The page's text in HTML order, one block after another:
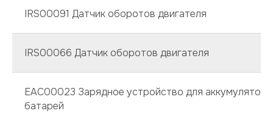
IRS00091 Датчик оборотов двигателя
IRS00066 Датчик оборотов двигателя
EAC00023 Зарядное устройство для
батарей